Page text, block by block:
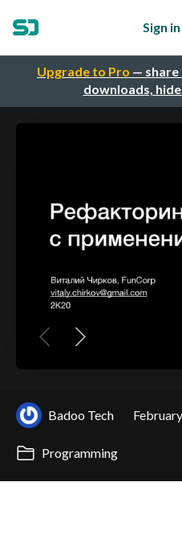
Upgrade to Pro —
downloads,
Sign in
Badoo Tech
Programming